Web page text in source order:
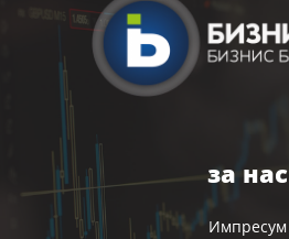
за нас
Импресум